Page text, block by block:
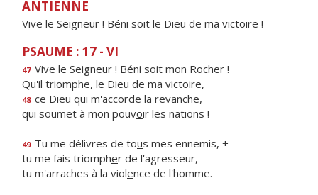
ANTIENNE
Vive le Seigneur ! Béni soit le Dieu de ma victoire !
PSAUME : 17 - VI
47 Vive le Seigneur ! Béni soit mon Rocher !
Qu'il triomphe, le Dieu de ma victoire,
48 ce Dieu qui m'accorde la revanche,
qui soumet à mon pouvoir les nations !
49 Tu me délivres de tous mes ennemis, +
tu me fais triompher de l'agresseur,
tu m'arraches à la violence de l'homme.